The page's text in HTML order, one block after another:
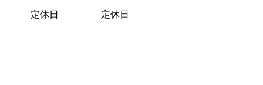
定休日 定休日